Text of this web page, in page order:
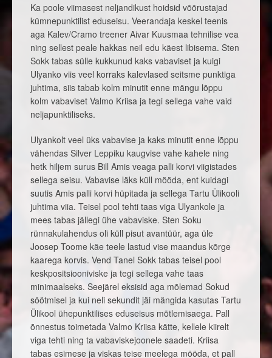
Ka poole viimasest neljandikust hoidsid võõrustajad
kümnepunktilist eduseisu. Veerandaja keskel teenis
aga Kalev/Cramo treener Aivar Kuusmaa tehnilise vea
ning sellest peale hakkas neil edu käest libisema. Sten
Sokk tabas sülle kukkunud kaks vabaviset ja kuigi
Ulyanko viis veel korraks kalevlased seitsme punktiga
juhtima, siis tabab kolm minutit enne mängu lõppu
kolm vabaviset Valmo Kriisa ja tegi sellega vahe vaid
neljapunktiliseks.
Ulyankolt veel üks vabavise ja kaks minutit enne lõppu
vähendas Silver Leppiku kaugvise vahe kahele ning
hetk hiljem surus Bill Amis veaga palli korvi viigistades
sellega seisu. Vabavise läks küll mööda, ent kuidagi
suutis Amis palli korvi hüpitada ja sellega Tartu Ülikooli
juhtima viia. Teisel pool tehti taas viga Ulyankole ja
mees tabas jällegi ühe vabaviske. Sten Soku
rünnakulahendus oli küll pisut avantüür, aga üle
Joosep Toome käe teele lastud vise maandus kõrge
kaarega korvis. Vend Tanel Sokk tabas teisel pool
keskpositsiooniviske ja tegi sellega vahe taas
minimaalseks. Seejärel eksisid aga mõlemad Sokud
söötmisel ja kui neli sekundit jäi mängida kasutas Tartu
Ülikool ühepunktilises eduseisus mõtlemisaega. Pall
õnnestus toimetada Valmo Kriisa kätte, kellele kiirelt
viga tehti ning ta vabaviskejoonele saadeti. Kriisa
tabas esimese ja viskas teise meelega mööda, et pall